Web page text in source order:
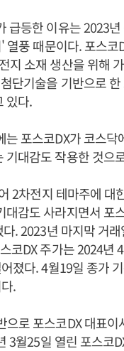
급등한 이유는 2023
열풍 때문이다. 포스코
지 소재 생산을 위해
단기술을 기반으로
있다.
는 포스코DX가 코스닥
기대감도 작용한 것으
2차전지 테마주에 대
대감도 사라지면서 포
. 2023년 마지막 거
코DX 주가는 2024년
졌다. 4월19일 종가
.
로 포스코DX 대표이
3월25일 열린 포스코